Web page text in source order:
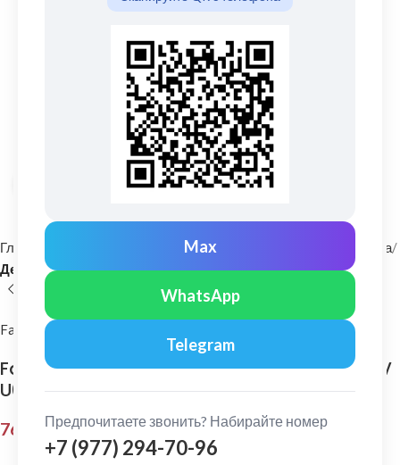
Max
WhatsApp
Telegram
Предпочитаете звонить? Набирайте номер
+7 (977) 294-70-96
Нажмите, чтобы увеличить
Главная Мансардные окна и комплектующие
Мансардные окна
Деревянные мансардные окна
Fakro
Fakro: Окно мансардное двухкамерное FTS-V
U04 114х140
76 720,00₽